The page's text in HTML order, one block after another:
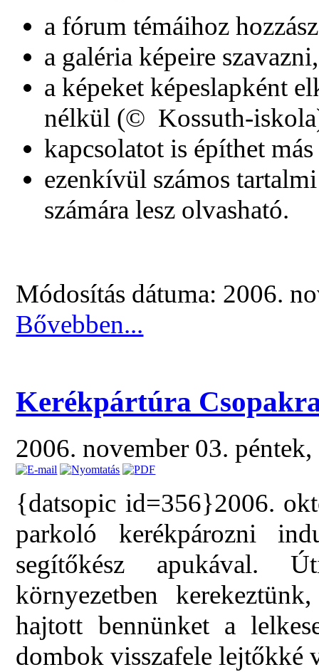
a fórum témáihoz
a galéria képeire
a képeket képeslapként
nélkül (© Kossuth-
kapcsolatot is építhet
ezenkívül számos
számára lesz olvasható.
Módosítás dátuma: 2006.
Bővebben...
Kerékpártúra
2006. november 03.
{datsopic id=356}2006.
parkoló kerékpározni
segítőkész apukával.
környezetben
hajtott bennünket a
dombok visszafele lejtőkké